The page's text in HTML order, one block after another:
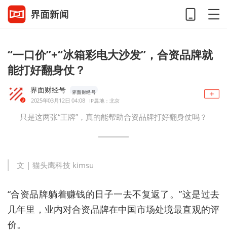
“一口价”+“冰箱彩电大沙发”，合资品牌就
能打好翻身仗？
界面财经号 界面财经号
2025年03月12日 04:08 IP属地：北京
只是这两张“王牌”，真的能帮助合资品牌打好翻身仗吗？
文 | 猫头鹰科技 kimsu
“合资品牌躺着赚钱的日子一去不复返了。”这是过去
几年里，业内对合资品牌在中国市场处境最直观的评
价。